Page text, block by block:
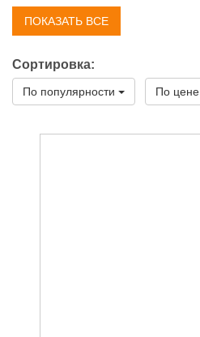
ПОКАЗАТЬ ВСЕ
Сортировка:
По популярности По цене